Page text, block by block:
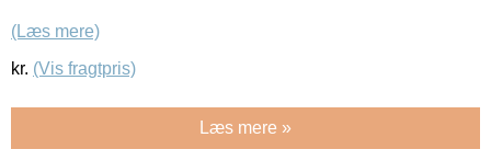
(Læs mere)
kr. (Vis fragtpris)
Læs mere »